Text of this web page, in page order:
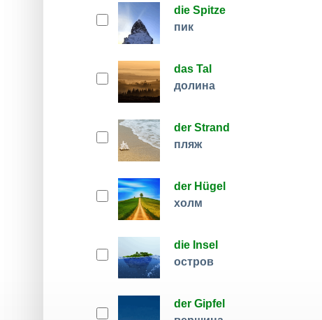
die Spitze
пик
das Tal
долина
der Strand
пляж
der Hügel
холм
die Insel
остров
der Gipfel